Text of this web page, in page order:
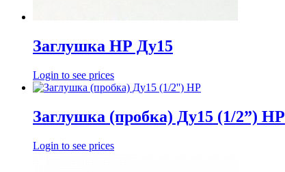
Заглушка НР Ду15
Login to see prices
Заглушка (пробка) Ду15 (1/2”) НР
Login to see prices